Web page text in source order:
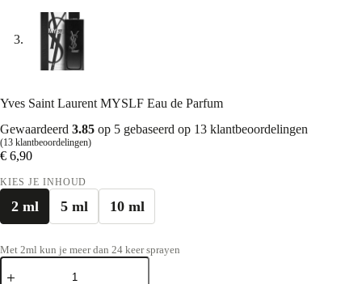
Yves Saint Laurent MYSLF Eau de Parfum
Gewaardeerd 3.85 op 5 gebaseerd op 13 klantbeoordelingen
(13 klantbeoordelingen)
€ 6,90
KIES JE INHOUD
2 ml 5 ml 10 ml
Met 2ml kun je meer dan 24 keer sprayen
Yves
Saint